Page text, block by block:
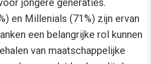
jongere generaties.
en Millenials (71%) zijn ervan
een belangrijke rol kunnen
van maatschappelijke